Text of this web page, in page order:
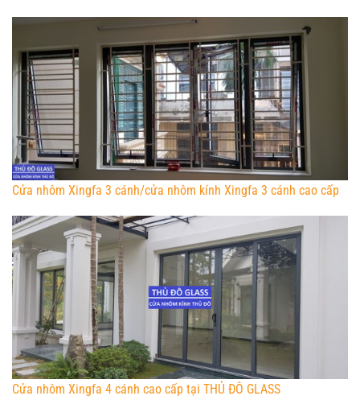
Cửa nhôm Xingfa 3 cánh/cửa nhôm kính Xingfa 3 cánh cao cấp
Cửa nhôm Xingfa 4 cánh cao cấp tại THỦ ĐÔ GLASS